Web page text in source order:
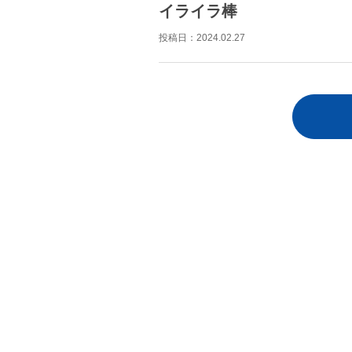
イライラ棒
投稿日： 2024.02.27